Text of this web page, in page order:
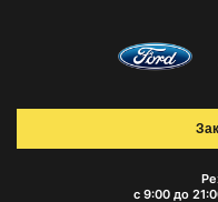
с 9:00 до